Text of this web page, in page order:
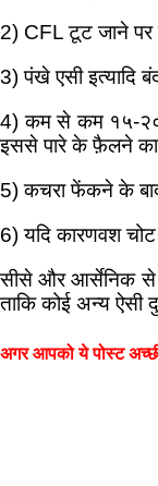
2) CFL टूट जाने
3) पंखे एसी इत्यादि
4) कम से कम १५-२०
इससे पारे के फ़ैलने
5) कचरा फेंकने के
6) यदि कारणवश
सीसे और आर्सेनिक से
ताकि कोई अन्य ऐसी
अगर आपको ये पोस्ट